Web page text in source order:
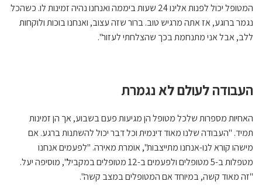
המטופל יכול לפנות אלינו 24 שעות ביממה ואנחנו נהיה זמינות לו. כשהכל
נגמר ברוגע, אז אתה מרגיש טוב. ברור שזה עצוב, ואנחנו בוכות ולוקחות
ללב, אבל אני מתנחמת בכך שהצלחתי לעזור".
העבודה לעולם לא נגמרת
האחיות מספרות שלכל מטופל הן מגיעות פעם בשבוע, אך הן זמינות
תמיד. "העבודה שלנו מאוד דינמית וכל דבר יכול להשתנות ברגע. אם
מישהו קורא לנו-אנחנו מתייצבות", אומרת מאירה. "לפעמים אנחנו
מטפלות ב-5 מטופלים ולפעמים ב-12 מטופלים במקביל", מוסיפה יעל.
"זה מאוד קשה, במיוחד אם המטופלים במצב קשה".